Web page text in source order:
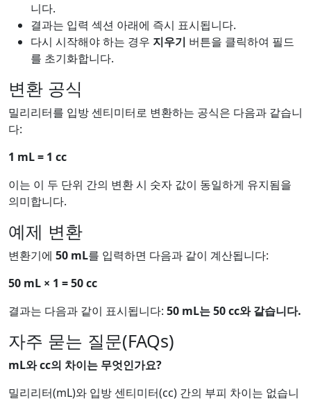
니다.
결과는 입력 섹션 아래에 즉시 표시됩니다.
다시 시작해야 하는 경우 지우기 버튼을 클릭하여 필드
를 초기화합니다.
변환 공식
밀리리터를 입방 센티미터로 변환하는 공식은 다음과 같습니
다:
1 mL = 1 cc
이는 이 두 단위 간의 변환 시 숫자 값이 동일하게 유지됨을
의미합니다.
예제 변환
변환기에 50 mL를 입력하면 다음과 같이 계산됩니다:
50 mL × 1 = 50 cc
결과는 다음과 같이 표시됩니다: 50 mL는 50 cc와 같습니다.
자주 묻는 질문(FAQs)
mL와 cc의 차이는 무엇인가요?
밀리리터(mL)와 입방 센티미터(cc) 간의 부피 차이는 없습니